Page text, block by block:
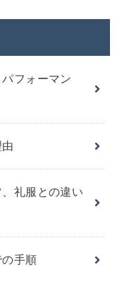
フォーマン
礼服との違い
手順